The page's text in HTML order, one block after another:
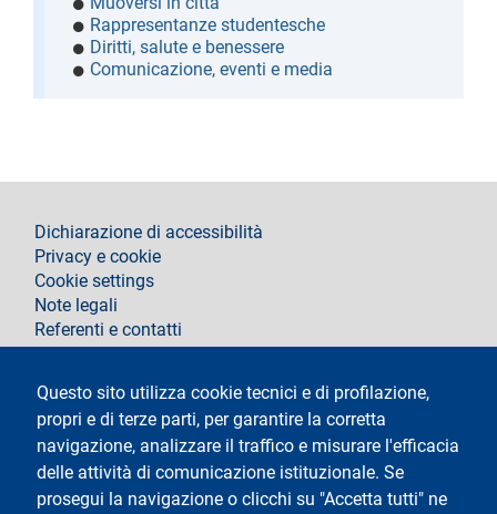
Rappresentanze studentesche
Diritti, salute e benessere
Comunicazione, eventi e media
Questo sito utilizza cookie tecnici e di profilazione,
propri e di terze parti, per garantire la corretta
navigazione, analizzare il traffico e misurare l'efficacia
delle attività di comunicazione istituzionale. Se
prosegui la navigazione o clicchi su "Accetta tutti" ne
footer
Dichiarazione di accessibilità
Privacy e cookie
Cookie settings
Note legali
Referenti e contatti